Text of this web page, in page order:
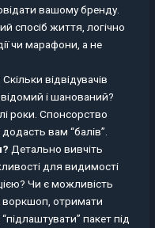
вашому бренду.
спосіб життя, логічно
чи марафони, а не
Скільки відвідувачів
відомий і шанований?
роки. Спонсорство
вам “балів”.
Детально вивчіть
для видимості
Чи є можливість
воркшоп, отримати
пакет під